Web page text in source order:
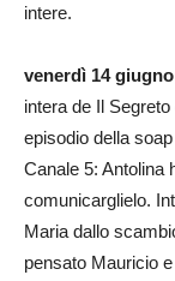
intere.
venerdì 14 giugno
intera de Il
episodio della
Canale 5: Antolina
comunicarglielo.
Maria dallo
pensato Mauricio